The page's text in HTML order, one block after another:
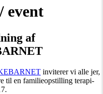
event
af
inviterer vi alle jer,
til en familieopstilling terapi-